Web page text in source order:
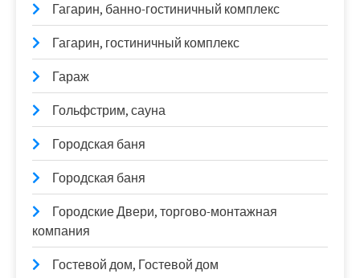
Гагарин, банно-гостиничный комплекс
Гагарин, гостиничный комплекс
Гараж
Гольфстрим, сауна
Городская баня
Городская баня
Городские Двери, торгово-монтажная
компания
Гостевой дом, Гостевой дом